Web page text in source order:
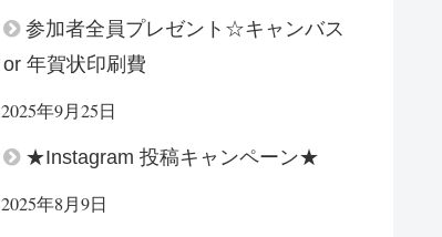
参加者全員プレゼント☆キャンバス
or 年賀状印刷費
2025年9月25日
★Instagram 投稿キャンペーン★
2025年8月9日